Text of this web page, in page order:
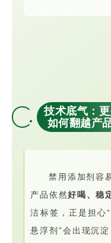
技术底气：
如何翻越产
禁用添加剂容
产品依然好喝、稳
洁标签，正是担心
悬浮剂”会出现沉